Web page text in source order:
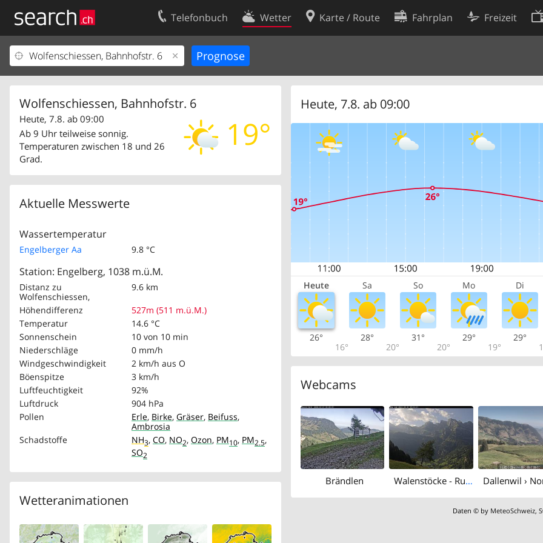
Telefonbuch Wetter Karte / Route Fahrplan Freizeit
Wolfenschiessen, Bahnhofstr. 6
19°
Heute, 7.8. ab 09:00
Ab 9 Uhr teilweise sonnig.
Temperaturen zwischen 18 und 26
Grad.
Aktuelle Messwerte
Wassertemperatur
Engelberger Aa 9.8 °C
Station: Engelberg, 1038 m.ü.M.
Distanz zu
Wolfenschiessen,
9.6 km
Höhendifferenz
527m (511 m.ü.M.)
Temperatur
14.6 °C
Sonnenschein
10 von 10 min
Niederschläge
0 mm/h
Windgeschwindigkeit
2 km/h aus O
Böenspitze
3 km/h
Luftfeuchtigkeit
92%
Luftdruck
904 hPa
Pollen
Erle, Birke, Gräser, Beifuss,
Ambrosia
Schadstoffe
NH3, CO, NO2, Ozon, PM10, PM2.5,
SO2
Wetteranimationen
Heute, 7.8. ab 09:00
Heute Sa So Mo Di
26°
16°
28°
20°
31°
20°
29°
19°
29°
Webcams
Brändlen Walenstöcke - Rund
Daten © by MeteoSchweiz,
Ihr Eintrag
Kundencenter Geschäftskunden
Impressum
Kontakt
Nutzungsbedingungen
Cookie-Einstellungen